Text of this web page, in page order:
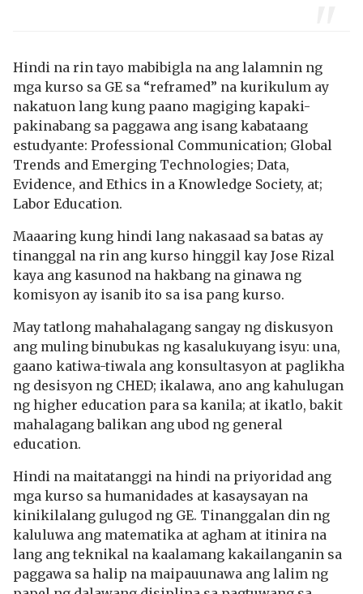
Hindi na rin tayo mabibigla na ang lalamnin ng
mga kurso sa GE sa “reframed” na kurikulum ay
nakatuon lang kung paano magiging kapaki-
pakinabang sa paggawa ang isang kabataang
estudyante: Professional Communication; Global
Trends and Emerging Technologies; Data,
Evidence, and Ethics in a Knowledge Society, at;
Labor Education.
Maaaring kung hindi lang nakasaad sa batas ay
tinanggal na rin ang kurso hinggil kay Jose Rizal
kaya ang kasunod na hakbang na ginawa ng
komisyon ay isanib ito sa isa pang kurso.
May tatlong mahahalagang sangay ng diskusyon
ang muling binubukas ng kasalukuyang isyu: una,
gaano katiwa-tiwala ang konsultasyon at paglikha
ng desisyon ng CHED; ikalawa, ano ang kahulugan
ng higher education para sa kanila; at ikatlo, bakit
mahalagang balikan ang ubod ng general
education.
Hindi na maitatanggi na hindi na priyoridad ang
mga kurso sa humanidades at kasaysayan na
kinikilalang gulugod ng GE. Tinanggalan din ng
kaluluwa ang matematika at agham at itinira na
lang ang teknikal na kaalamang kakailanganin sa
paggawa sa halip na maipauunawa ang lalim ng